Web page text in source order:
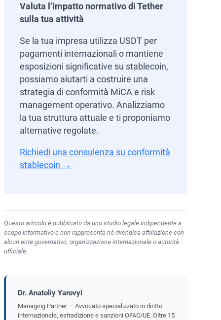
Valuta l’impatto normativo di Tether
sulla tua attività
Se la tua impresa utilizza USDT per
pagamenti internazionali o mantiene
esposizioni significative su stablecoin,
possiamo aiutarti a costruire una
strategia di conformità MiCA e risk
management operativo. Analizziamo
la tua struttura attuale e ti proponiamo
alternative regolate.
Richiedi una consulenza su conformità
stablecoin →
Questo articolo è pubblicato da uno studio legale indipendente a
scopo informativo e non rappresenta né rivendica affiliazione con
alcun ente governativo, organizzazione internazionale o autorità
ufficiale.
Dr. Anatoliy Yarovyi
Managing Partner — Avvocato specializzato in diritto
internazionale, estradizione e sanzioni OFAC/UE. Oltre 15